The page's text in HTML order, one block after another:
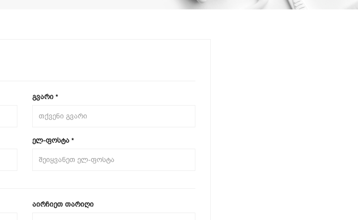
გვარი *
ელ-ფოსტა *
აირჩიეთ თარიღი